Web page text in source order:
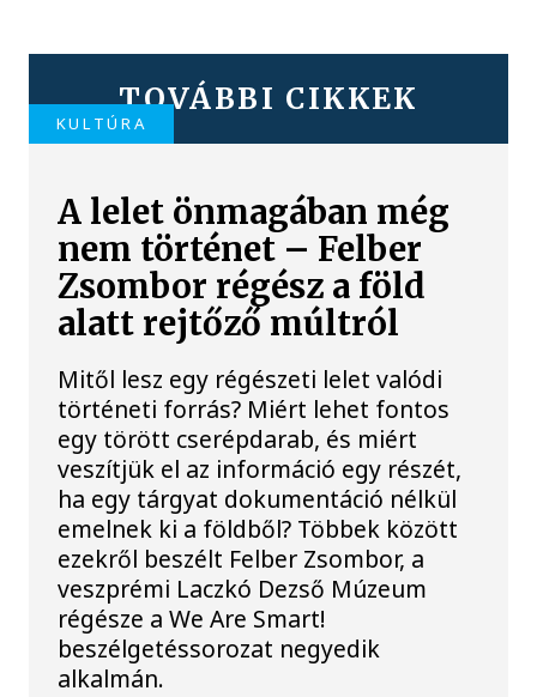
TOVÁBBI CIKKEK
KULTÚRA
A lelet önmagában még
nem történet – Felber
Zsombor régész a föld
alatt rejtőző múltról
Mitől lesz egy régészeti lelet valódi
történeti forrás? Miért lehet fontos
egy törött cserépdarab, és miért
veszítjük el az információ egy részét,
ha egy tárgyat dokumentáció nélkül
emelnek ki a földből? Többek között
ezekről beszélt Felber Zsombor, a
veszprémi Laczkó Dezső Múzeum
régésze a We Are Smart!
beszélgetéssorozat negyedik
alkalmán.